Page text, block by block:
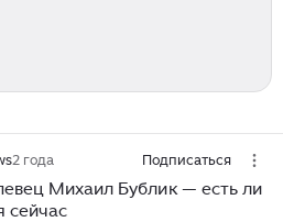
2 года Подписаться
Михаил Бублик — есть ли
сейчас